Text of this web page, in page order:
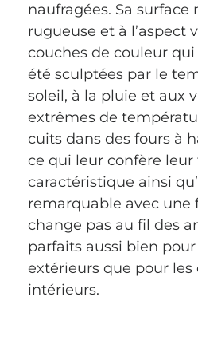
naufragées. Sa
rugueuse et à l’aspect
couches de couleur
été sculptées par le
soleil, à la pluie et aux
extrêmes de
cuits dans des fours à
ce qui leur confère
caractéristique ainsi
remarquable avec une
change pas au fil des
parfaits aussi bien pour
extérieurs que pour les
intérieurs.